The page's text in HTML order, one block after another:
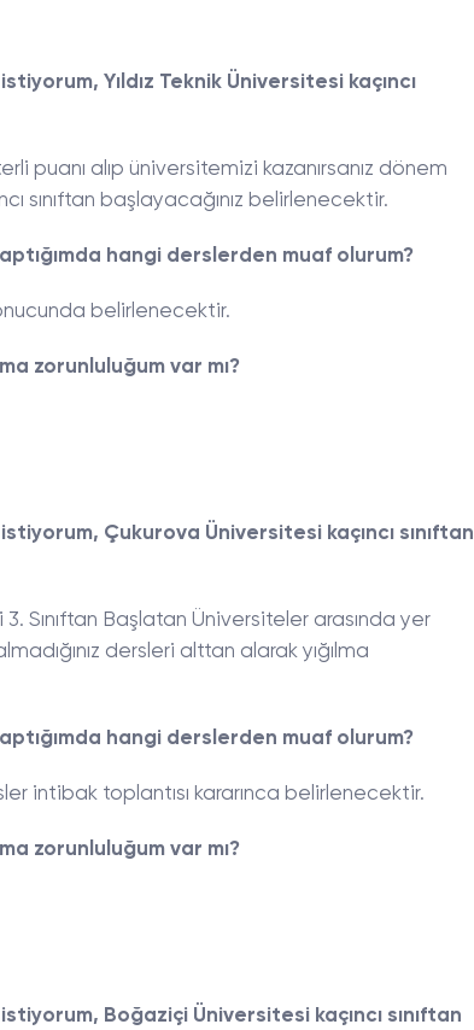
Yıldız Teknik Üniversitesi kaçıncı
alıp üniversitemizi kazanırsanız dönem
sınıftan başlayacağınız belirlenecektir.
hangi derslerden muaf olurum?
belirlenecektir.
zorunluluğum var mı?
Çukurova Üniversitesi kaçıncı sınıftan
Sınıftan Başlatan Üniversiteler arasında yer
dersleri alttan alarak yığılma
hangi derslerden muaf olurum?
intibak toplantısı kararınca belirlenecektir.
zorunluluğum var mı?
Boğaziçi Üniversitesi kaçıncı sınıftan